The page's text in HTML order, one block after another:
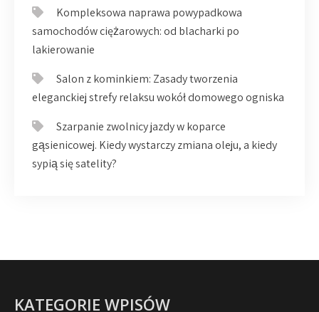
Kompleksowa naprawa powypadkowa
samochodów ciężarowych: od blacharki po
lakierowanie
Salon z kominkiem: Zasady tworzenia
eleganckiej strefy relaksu wokół domowego ogniska
Szarpanie zwolnicy jazdy w koparce
gąsienicowej. Kiedy wystarczy zmiana oleju, a kiedy
sypią się satelity?
KATEGORIE WPISÓW